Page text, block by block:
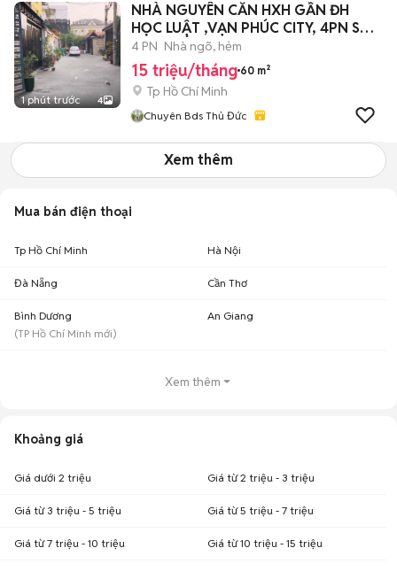
1 phút trước 4
NHÀ NGUYÊN CĂN HXH GẦN ĐH
HỌC LUẬT ,VẠN PHÚC CITY, 4PN SẴN
NỘI THẤT
4 PN Nhà ngõ, hẻm
15 triệu/tháng 60 m²
Tp Hồ Chí Minh
Chuyên Bds Thủ Đức
Xem thêm
Mua bán điện thoại
Tp Hồ Chí Minh Hà Nội
Đà Nẵng Cần Thơ
Bình Dương
(TP Hồ Chí Minh mới)
An Giang
Xem thêm
Khoảng giá
Giá dưới 2 triệu Giá từ 2 triệu - 3 triệu
Giá từ 3 triệu - 5 triệu Giá từ 5 triệu - 7 triệu
Giá từ 7 triệu - 10 triệu Giá từ 10 triệu - 15 triệu